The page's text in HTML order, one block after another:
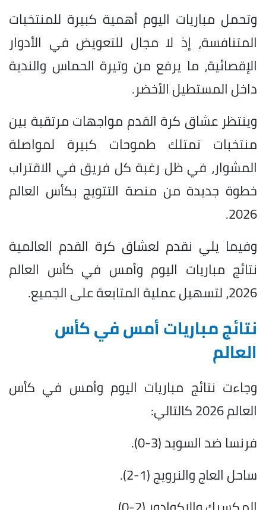
وتحمل مباريات اليوم أهمية كبيرة للمنتخبات
المتنافسة، إذ لا مجال للتعويض في الأدوار
الإقصائية، ما يرفع من وتيرة الحماس والندية
داخل المستطيل الأخضر.
وينتظر عشاق كرة القدم مواجهات مرتقبة بين
منتخبات تمتلك طموحات كبيرة لمواصلة
المشوار، في ظل رغبة كل فريق في الاقتراب
خطوة جديدة من منصة التتويج بكأس العالم
2026.
وفيما يلي نقدم لعشاق كرة القدم العالمية
نتائج مباريات اليوم وأمس في كأس العالم
2026، لتسهيل عملية المتابعة على الجميع.
نتائج مباريات أمس في كأس
العالم
وجاءت نتائج مباريات اليوم وأمس في كأس
العالم 2026 كالتالي:
فرنسا ضد السويد (3-0).
ساحل العاج والنرويج (1-2).